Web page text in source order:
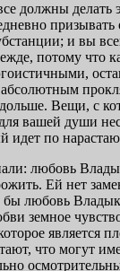
должны делать
призывать
и вы
потому что
абсолютным
дольше. Вещи, с
для вашей души
идет по
любовь
Ей нет
бы любовь
земное
является
что могут